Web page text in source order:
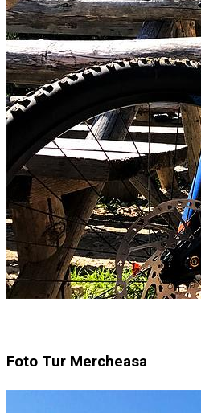
Foto Tur Mercheasa